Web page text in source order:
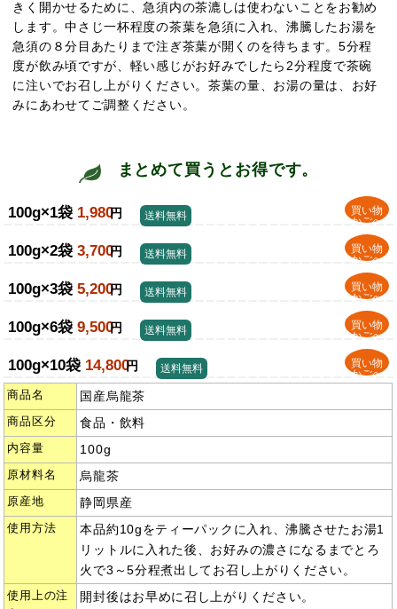
きく開かせるために、急須内の茶漉しは使わないことをお勧め
します。中さじ一杯程度の茶葉を急須に入れ、沸騰したお湯を
急須の８分目あたりまで注ぎ茶葉が開くのを待ちます。5分程
度が飲み頃ですが、軽い感じがお好みでしたら2分程度で茶碗
に注いでお召し上がりください。茶葉の量、お湯の量は、お好
みにあわせてご調整ください。
まとめて買うとお得です。
100g×1袋 1,980円
買い物
かごへ
送料無料
100g×2袋 3,700円
買い物
かごへ
送料無料
100g×3袋 5,200円
買い物
かごへ
送料無料
100g×6袋 9,500円
買い物
かごへ
送料無料
100g×10袋 14,800円
買い物
かごへ
送料無料
商品名 国産烏龍茶
商品区分 食品・飲料
内容量 100g
原材料名 烏龍茶
原産地 静岡県産
使用方法
本品約10gをティーパックに入れ、沸騰させたお湯1
リットルに入れた後、お好みの濃さになるまでとろ
火で3～5分程煮出してお召し上がりください。
使用上の注
開封後はお早めに召し上がりください。